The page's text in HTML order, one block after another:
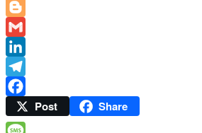
Email
Blogger
Gmail
LinkedIn
Telegram
Facebook
Post Share